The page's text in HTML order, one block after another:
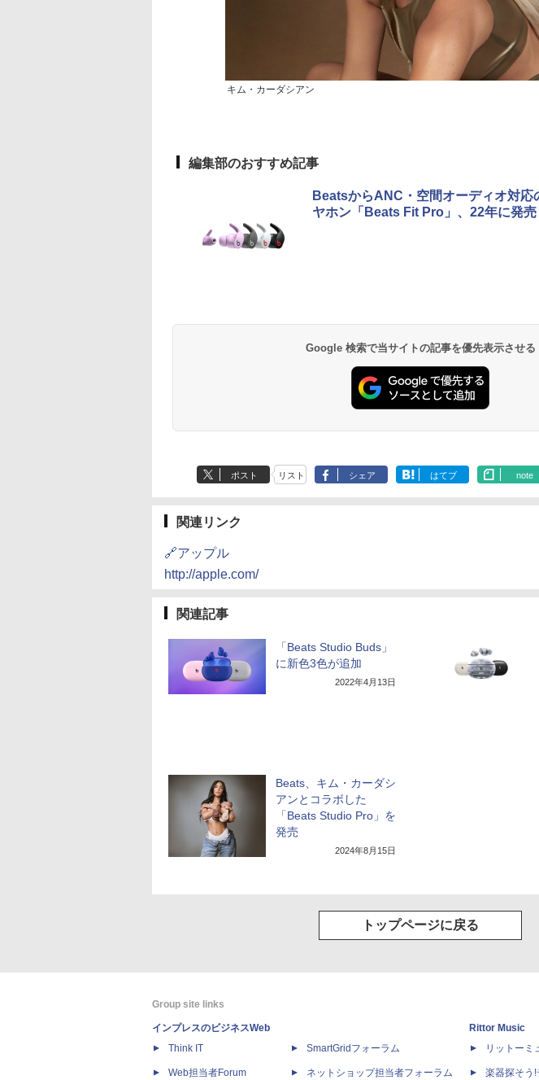
キム・カーダシアン
編集部のおすすめ記事
BeatsからANC・空間オーディオ対応
ヤホン「Beats Fit Pro」、22年に発売
Google 検索で当サイトの記事を優先表示させる
ポスト リスト シェア はてブ note
関連リンク
🔗アップル
http://apple.com/
関連記事
「Beats Studio Buds」
に新色3色が追加
2022年4月13日
Beats、キム・カーダシ
アンとコラボした
「Beats Studio Pro」を
発売
2024年8月15日
トップページに戻る
Group site links
インプレスのビジネスWeb
Think IT
Web担当者Forum
SmartGridフォーラム
ネットショップ担当者フォーラム
Rittor Music
リットーミ
楽器探そう!